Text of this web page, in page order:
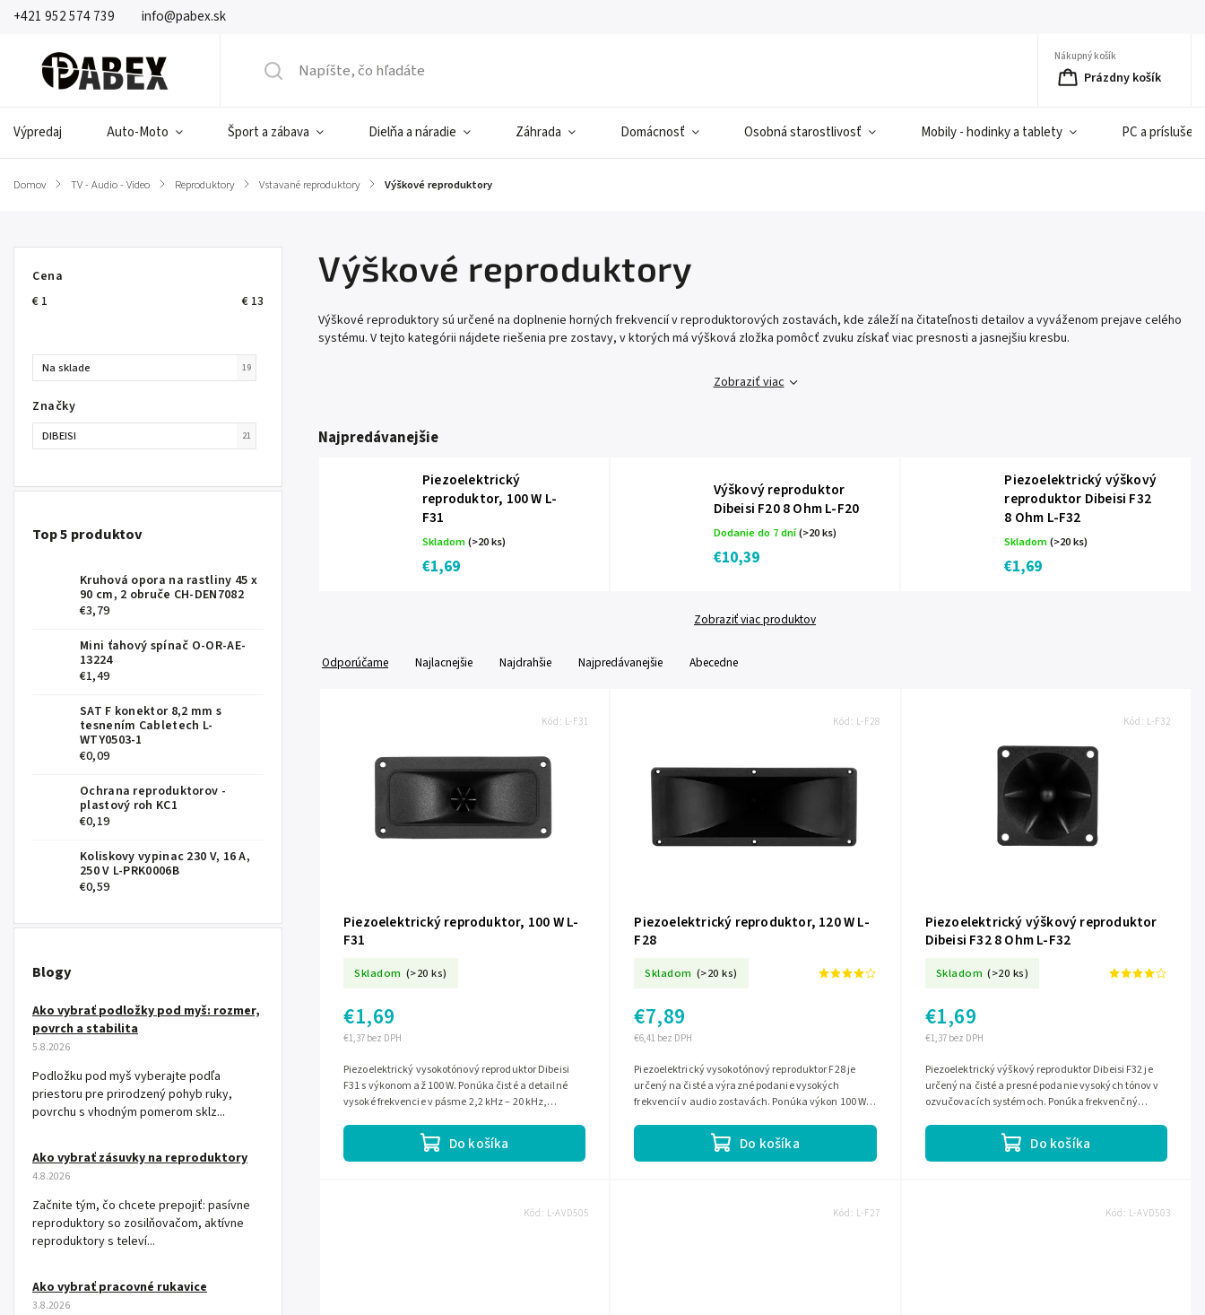
+421 952 574 739 info@pabex.sk
Nákupný košík
Prázdny košík
Výpredaj Auto-Moto Šport a zábava Dielňa a náradie Záhrada Domácnosť Osobná starostlivosť Mobily - hodinky a tablety PC a
Domov / TV - Audio - Video / Reproduktory / Vstavané reproduktory / Výškové reproduktory
Cena
€ 1 € 13
Na sklade 19
Značky
DIBEISI 21
Top 5 produktov
Kruhová opora na rastliny 45 x
90 cm, 2 obruče CH-DEN7082
€3,79
Mini ťahový spínač O-OR-AE-
13224
€1,49
SAT F konektor 8,2 mm s
tesnením Cabletech L-
WTY0503-1
€0,09
Ochrana reproduktorov -
plastový roh KC1
€0,19
Koliskovy vypinac 230 V, 16 A,
250 V L-PRK0006B
€0,59
Blogy
Ako vybrať podložky pod myš: rozmer,
povrch a stabilita
5.8.2026
Podložku pod myš vyberajte podľa
priestoru pre prirodzený pohyb ruky,
povrchu s vhodným pomerom sklz...
Ako vybrať zásuvky na reproduktory
4.8.2026
Začnite tým, čo chcete prepojiť: pasívne
reproduktory so zosilňovačom, aktívne
reproduktory s televí...
Ako vybrať pracovné rukavice
3.8.2026
Výškové reproduktory
Výškové reproduktory sú určené na doplnenie horných frekvencií v reproduktorových zostavách, kde záleží na čitateľnosti detailov a vyváženom prejave celého
systému. V tejto kategórii nájdete riešenia pre zostavy, v ktorých má výšková zložka pomôcť zvuku získať viac presnosti a jasnejšiu kresbu.
Zobraziť viac
Najpredávanejšie
Piezoelektrický
reproduktor, 100 W L-
F31
Skladom(>20 ks)
€1,69
Výškový reproduktor
Dibeisi F20 8 Ohm L-F20
Dodanie do 7 dní(>20 ks)
€10,39
Piezoelektrický výškový
reproduktor Dibeisi F32
8 Ohm L-F32
Skladom(>20 ks)
€1,69
Zobraziť viac produktov
Odporúčame Najlacnejšie Najdrahšie Najpredávanejšie Abecedne
Piezoelektrický reproduktor, 100 W L-
F31
Skladom (>20 ks)
€1,37 bez DPH
€1,69
Do košíka
Piezoelektrický vysokotónový reproduktor Dibeisi
F31 s výkonom až 100 W. Ponúka čisté a detailné
vysoké frekvencie v pásme 2,2 kHz – 20 kHz,
Kód: L-F31
Piezoelektrický reproduktor, 120 W L-
F28
Skladom (>20 ks)
€6,41 bez DPH
€7,89
Do košíka
Piezoelektrický vysokotónový reproduktor F28 je
určený na čisté a výrazné podanie vysokých
frekvencií v audio zostavách. Ponúka výkon 100 W,
Kód: L-F28
Piezoelektrický výškový reproduktor
Dibeisi F32 8 Ohm L-F32
Skladom (>20 ks)
€1,37 bez DPH
€1,69
Do košíka
Piezoelektrický výškový reproduktor Dibeisi F32 je
určený na čisté a presné podanie vysokých tónov v
ozvučovacích systémoch. Ponúka frekvenčný
Kód: L-F32
Kód: L-AVD505 Kód: L-F27 Kód: L-AVD503